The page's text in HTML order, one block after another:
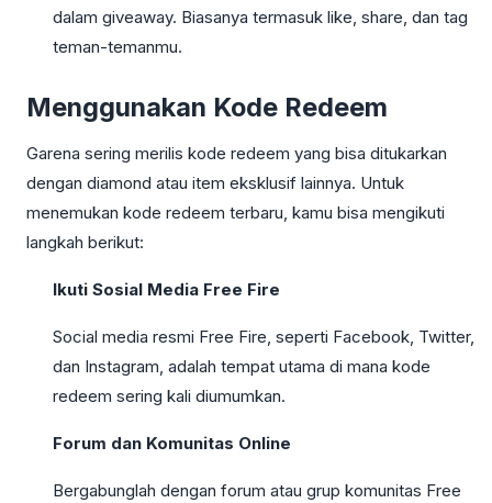
dalam giveaway. Biasanya termasuk like, share, dan tag
teman-temanmu.
Menggunakan Kode Redeem
Garena sering merilis kode redeem yang bisa ditukarkan
dengan diamond atau item eksklusif lainnya. Untuk
menemukan kode redeem terbaru, kamu bisa mengikuti
langkah berikut:
Ikuti Sosial Media Free Fire
Social media resmi Free Fire, seperti Facebook, Twitter,
dan Instagram, adalah tempat utama di mana kode
redeem sering kali diumumkan.
Forum dan Komunitas Online
Bergabunglah dengan forum atau grup komunitas Free